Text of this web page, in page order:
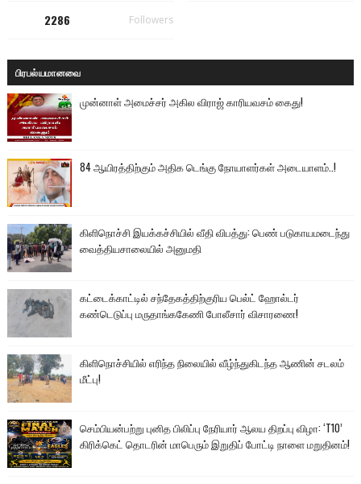
2286 Followers
பிரபல்யமானவை
முன்னாள் அமைச்சர் அகில விராஜ் காரியவசம் கைது!
84 ஆயிரத்திற்கும் அதிக டெங்கு நோயாளர்கள் அடையாளம்..!
கிளிநொச்சி இயக்கச்சியில் வீதி விபத்து: பெண் படுகாயமடைந்து
வைத்தியசாலையில் அனுமதி
கட்டைக்காட்டில் சந்தேகத்திற்குரிய பெல்ட் ஹோல்டர்
கண்டெடுப்பு மருதாங்ககேணி போலீசார் விசாரணை!
கிளிநொச்சியில் எரிந்த நிலையில் வீழ்ந்துகிடந்த ஆணின் சடலம்
மீட்பு!
செம்பியன்பற்று புனித பிலிப்பு நேரியார் ஆலய திறப்பு விழா: ‘T10’
கிரிக்கெட் தொடரின் மாபெரும் இறுதிப் போட்டி நாளை மறுதினம்!